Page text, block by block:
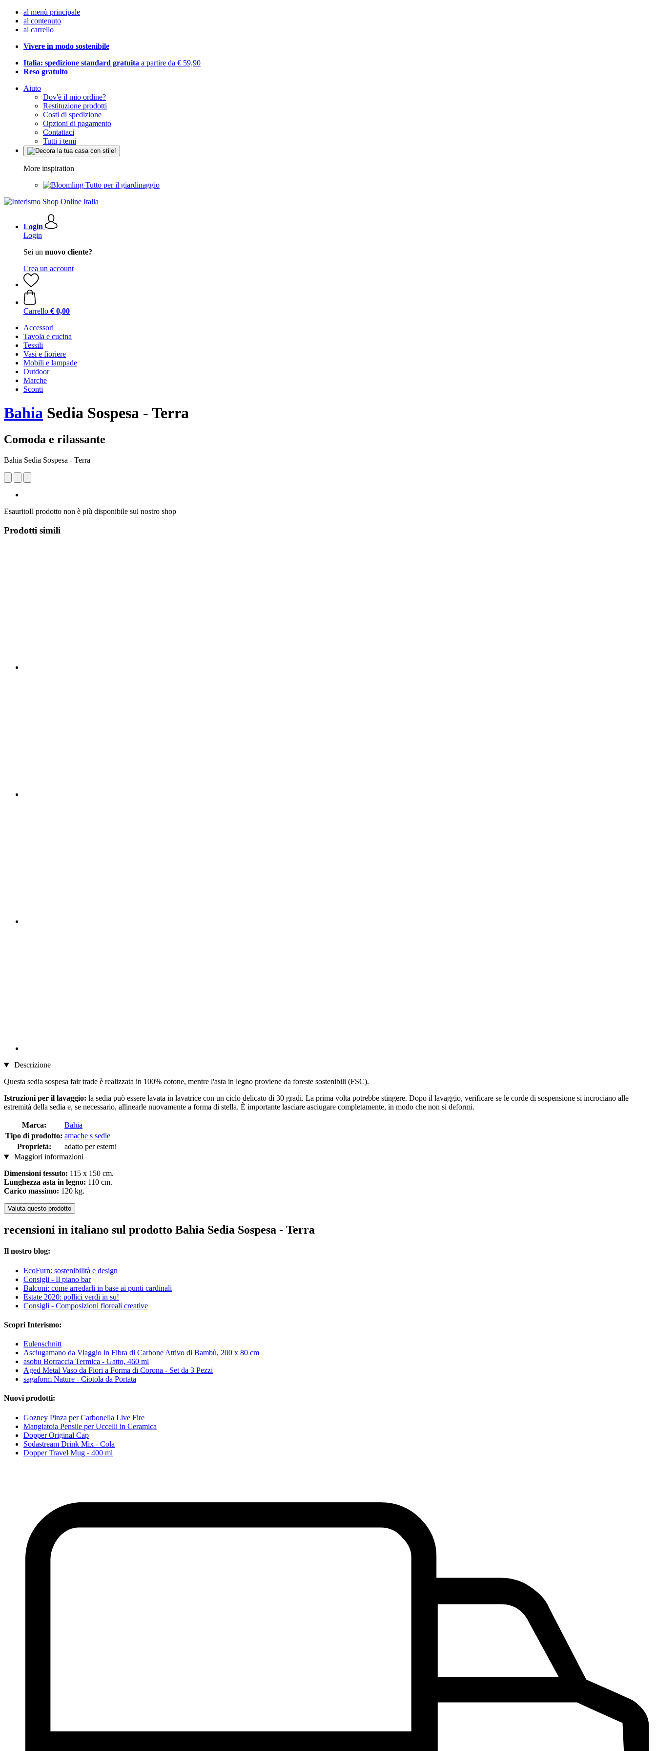
al menù principale
al contenuto
al carrello
Vivere in modo sostenibile
Italia: spedizione standard gratuita a partire da € 59,90
Reso gratuito
Aiuto
Dov'è il mio ordine?
Restituzione prodotti
Costi di spedizione
Opzioni di pagamento
Contattaci
Tutti i temi
More inspiration
Tutto per il giardinaggio
Login
Login
Sei un nuovo cliente?
Crea un account
Carrello € 0,00
Accessori
Tavola e cucina
Tessili
Vasi e fioriere
Mobili e lampade
Outdoor
Marche
Sconti
Bahia Sedia Sospesa - Terra
Comoda e rilassante
Bahia Sedia Sospesa - Terra
EsauritoIl prodotto non è più disponibile sul nostro shop
Prodotti simili
Descrizione
Questa sedia sospesa fair trade è realizzata in 100% cotone, mentre l'asta in legno proviene da foreste sostenibili (FSC).
Istruzioni per il lavaggio: la sedia può essere lavata in lavatrice con un ciclo delicato di 30 gradi. La prima volta potrebbe stingere. Dopo il lavaggio, verificare se le corde di sospensione si incrociano alle
estremità della sedia e, se necessario, allinearle nuovamente a forma di stella. È importante lasciare asciugare completamente, in modo che non si deformi.
Marca:
Bahia
Tipo di prodotto: amache s sedie
Proprietà:
adatto per esterni
Maggiori informazioni
Dimensioni tessuto: 115 x 150 cm.
Lunghezza asta in legno: 110 cm.
Carico massimo: 120 kg.
Valuta questo prodotto
recensioni in italiano sul prodotto Bahia Sedia Sospesa - Terra
Il nostro blog:
EcoFurn: sostenibilità e design
Consigli - Il piano bar
Balconi: come arredarli in base ai punti cardinali
Estate 2020: pollici verdi in su!
Consigli - Composizioni floreali creative
Scopri Interismo:
Eulenschnitt
Asciugamano da Viaggio in Fibra di Carbone Attivo di Bambù, 200 x 80 cm
asobu Borraccia Termica - Gatto, 460 ml
Aged Metal Vaso da Fiori a Forma di Corona - Set da 3 Pezzi
sagaform Nature - Ciotola da Portata
Nuovi prodotti:
Gozney Pinza per Carbonella Live Fire
Mangiatoia Pensile per Uccelli in Ceramica
Dopper Original Cap
Sodastream Drink Mix - Cola
Dopper Travel Mug - 400 ml